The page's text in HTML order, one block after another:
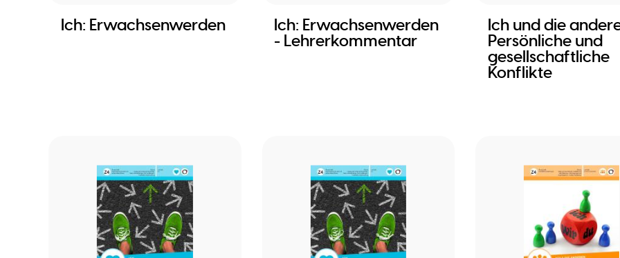
Ich: Erwachsenwerden Ich: Erwachsenwerden
- Lehrerkommentar
Ich und die
Persönliche und
gesellschaftliche
Konflikte